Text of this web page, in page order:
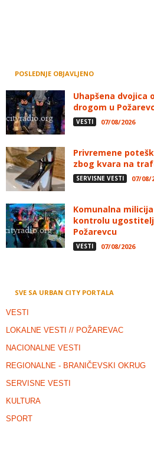
POSLEDNJE OBJAVLJENO
Uhapšena dvojica
drogom u
VESTI 07/08/2026
Privremene
zbog kvara na
SERVISNE VESTI 07/08/
Komunalna
kontrolu
Požarevcu
VESTI 07/08/2026
SVE SA URBAN CITY PORTALA
VESTI
LOKALNE VESTI // POŽAREVAC
NACIONALNE VESTI
REGIONALNE - BRANIČEVSKI OKRUG
SERVISNE VESTI
KULTURA
SPORT